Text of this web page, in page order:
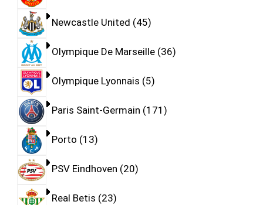
Newcastle United 45
Olympique De Marseille 36
Olympique Lyonnais 5
Paris Saint-Germain 171
Porto 13
PSV Eindhoven 20
Real Betis 23